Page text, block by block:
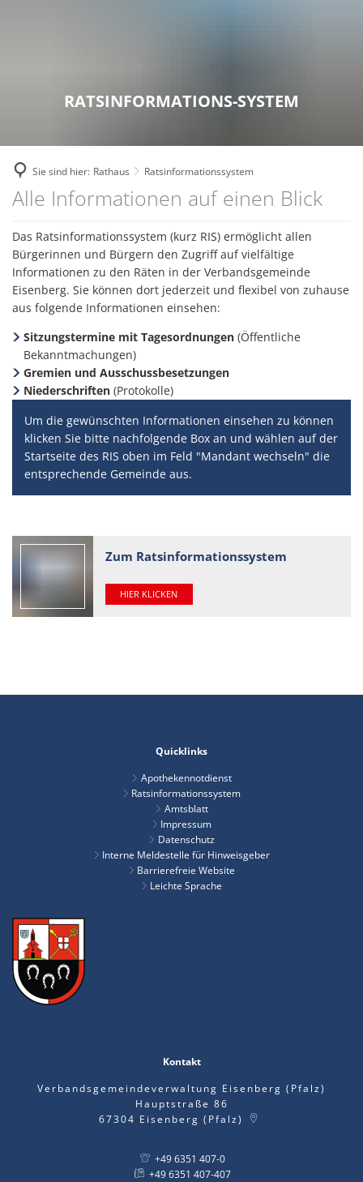
Stellenausschreibungen
Online - Dienste
Interne Meldestelle für
Kommunale
Leistungen von A bis Z
Fachbereiche
Interaktiver Haushalt
Netzwerk Digitale Dörfer
Radverkehrskonzept
Zukunftsinitiative
Freizeitaktivitäten
Theater
Bücherei der Verbandsgemeinde
Unterkünfte
Veranstaltungskalender
Museen
Vereine
Aktuelles
Bauen und Wohnen
Einkaufen
Versorgungsunternehmen
Kommunale Einrichtungen
Eisenberg (Pfalz)
Kerzenheim
Ramsen
Zweckverband Erdekaut
Kulturzweckverband
Zweckverband Neunmärker
RATSINFORMATIONS-SYSTEM
Sie sind hier: Rathaus Ratsinformationssystem
Ratsinformationssystem
Alle Informationen auf einen Blick
Das Ratsinformationssystem (kurz RIS) ermöglicht allen
Bürgerinnen und Bürgern den Zugriff auf vielfältige
Informationen zu den Räten in der Verbandsgemeinde
Eisenberg. Sie können dort jederzeit und flexibel von zuhause
aus folgende Informationen einsehen:
Sitzungstermine mit Tagesordnungen(Öffentliche
Bekanntmachungen)
Gremien und Ausschussbesetzungen
Niederschriften (Protokolle)
Um die gewünschten Informationen einsehen zu können
klicken Sie bitte nachfolgende Box an und wählen auf der
Startseite des RIS oben im Feld "Mandant wechseln" die
entsprechende Gemeinde aus.
Zum Ratsinformationssystem
HIER KLICKEN
Quicklinks
Apothekennotdienst
Ratsinformationssystem
Amtsblatt
Impressum
Datenschutz
Interne Meldestelle für Hinweisgeber
Barrierefreie Website
Leichte Sprache
Kontakt
Verbandsgemeindeverwaltung Eisenberg (Pfalz)
Hauptstraße 86
67304 Eisenberg (Pfalz)
+49 6351 407-0
+49 6351 407-407